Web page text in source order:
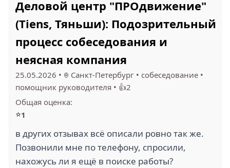
Деловой центр "ПРОдвижение"
(Tiens, Тяньши): Подозрительный
процесс собеседования и
неясная компания
25.05.2026 • Санкт-Петербург • собеседование •
помощник руководителя • 👍2
Общая оценка:
⭐1
в других отзывах всё описали ровно так же.
Позвонили мне по телефону, спросили,
нахожусь ли я ещё в поиске работы?